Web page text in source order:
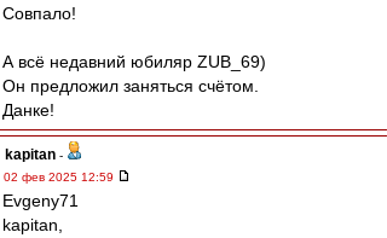
Совпало!
А всё недавний юбиляр ZUB_69)
Он предложил заняться счётом.
Данке!
kapitan -
02 фев 2025 12:59
Evgeny71
kapitan,